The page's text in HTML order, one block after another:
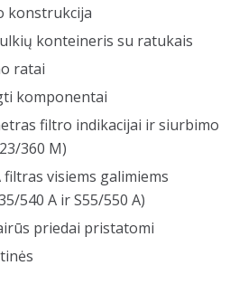
konstrukcija
konteineris su ratukais
ratai
komponentai
filtro indikacijai ir siurbimo
360 M)
filtras visiems galimiems
540 A ir S55/550 A)
priedai pristatomi